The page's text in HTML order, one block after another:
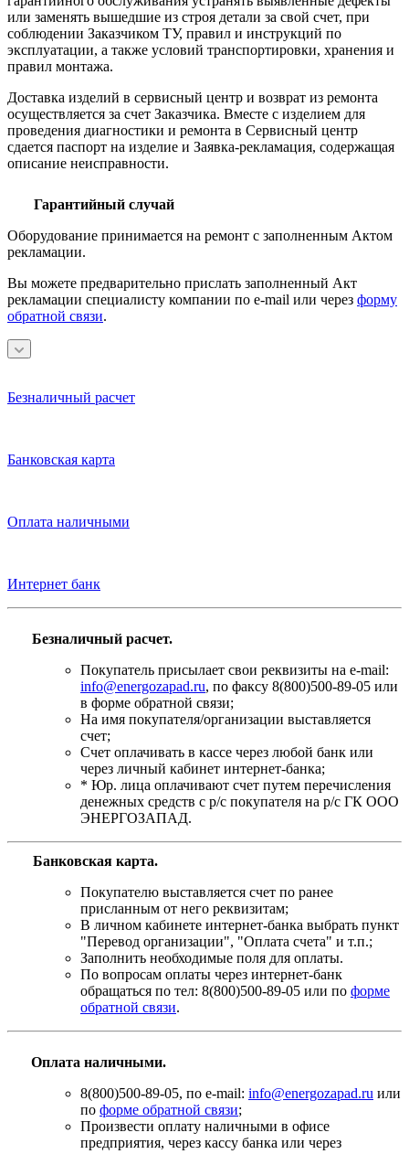
или заменять вышедшие из строя детали за свой счет, при
соблюдении Заказчиком ТУ, правил и инструкций по
эксплуатации, а также условий транспортировки, хранения и
правил монтажа.
Доставка изделий в сервисный центр и возврат из ремонта
осуществляется за счет Заказчика. Вместе с изделием для
проведения диагностики и ремонта в Сервисный центр
сдается паспорт на изделие и Заявка-рекламация, содержащая
описание неисправности.
Гарантийный случай
Оборудование принимается на ремонт с заполненным Актом
рекламации.
Вы можете предварительно прислать заполненный Акт
рекламации специалисту компании по e-mail или через форму
обратной связи.
Безналичный расчет
Банковская карта
Оплата наличными
Интернет банк
Безналичный расчет.
Покупатель присылает свои реквизиты на e-mail:
info@energozapad.ru, по факсу 8(800)500-89-05 или
в форме обратной связи;
На имя покупателя/организации выставляется
счет;
Счет оплачивать в кассе через любой банк или
через личный кабинет интернет-банка;
* Юр. лица оплачивают счет путем перечисления
денежных средств с р/с покупателя на р/с ГК ООО
ЭНЕРГОЗАПАД.
Банковская карта.
Покупателю выставляется счет по ранее
присланным от него реквизитам;
В личном кабинете интернет-банка выбрать пункт
"Перевод организации", "Оплата счета" и т.п.;
Заполнить необходимые поля для оплаты.
По вопросам оплаты через интернет-банк
обращаться по тел: 8(800)500-89-05 или по форме
обратной связи.
Оплата наличными.
8(800)500-89-05, по e-mail: info@energozapad.ru или
по форме обратной связи;
Произвести оплату наличными в офисе
предприятия, через кассу банка или через